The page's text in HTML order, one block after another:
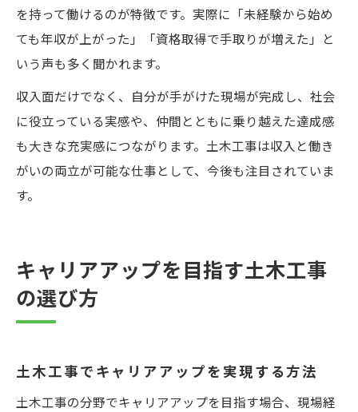
を持って働けるのが特徴です。実際に「未経験から始め
ても年収が上がった」「資格取得で手取りが増えた」と
いう声も多く聞かれます。
収入面だけでなく、自分が手がけた現場が完成し、社会
に役立っている実感や、仲間とともに乗り越えた達成感
も大きな充実感につながります。土木工事は収入と働き
がいの両立が可能な仕事として、今後も注目されていま
す。
キャリアアップを目指す土木工事
の選び方
土木工事でキャリアアップを実現する方法
土木工事の分野でキャリアアップを目指す場合、現場経